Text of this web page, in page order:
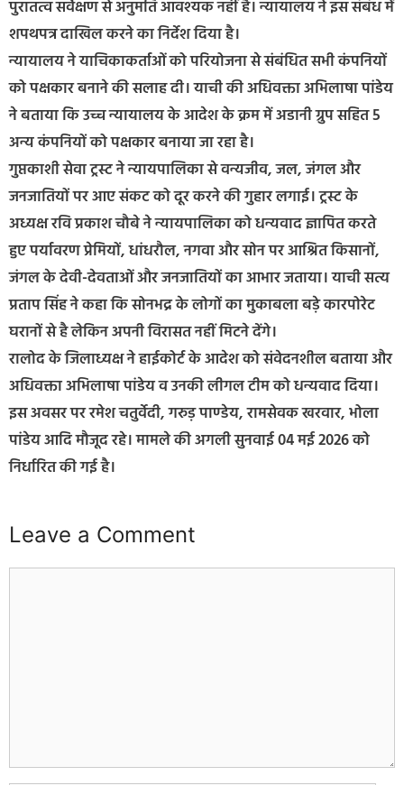
पुरातत्व सर्वेक्षण से अनुमति आवश्यक नहीं है। न्यायालय ने इस संबंध में
शपथपत्र दाखिल करने का निर्देश दिया है।
न्यायालय ने याचिकाकर्ताओं को परियोजना से संबंधित सभी कंपनियों
को पक्षकार बनाने की सलाह दी। याची की अधिवक्ता अभिलाषा पांडेय
ने बताया कि उच्च न्यायालय के आदेश के क्रम में अडानी ग्रुप सहित 5
अन्य कंपनियों को पक्षकार बनाया जा रहा है।
गुप्तकाशी सेवा ट्रस्ट ने न्यायपालिका से वन्यजीव, जल, जंगल और
जनजातियों पर आए संकट को दूर करने की गुहार लगाई। ट्रस्ट के
अध्यक्ष रवि प्रकाश चौबे ने न्यायपालिका को धन्यवाद ज्ञापित करते
हुए पर्यावरण प्रेमियों, धांधरौल, नगवा और सोन पर आश्रित किसानों,
जंगल के देवी-देवताओं और जनजातियों का आभार जताया। याची सत्य
प्रताप सिंह ने कहा कि सोनभद्र के लोगों का मुकाबला बड़े कारपोरेट
घरानों से है लेकिन अपनी विरासत नहीं मिटने देंगे।
रालोद के जिलाध्यक्ष ने हाईकोर्ट के आदेश को संवेदनशील बताया और
अधिवक्ता अभिलाषा पांडेय व उनकी लीगल टीम को धन्यवाद दिया।
इस अवसर पर रमेश चतुर्वेदी, गरुड़ पाण्डेय, रामसेवक खरवार, भोला
पांडेय आदि मौजूद रहे। मामले की अगली सुनवाई 04 मई 2026 को
निर्धारित की गई है।
Leave a Comment